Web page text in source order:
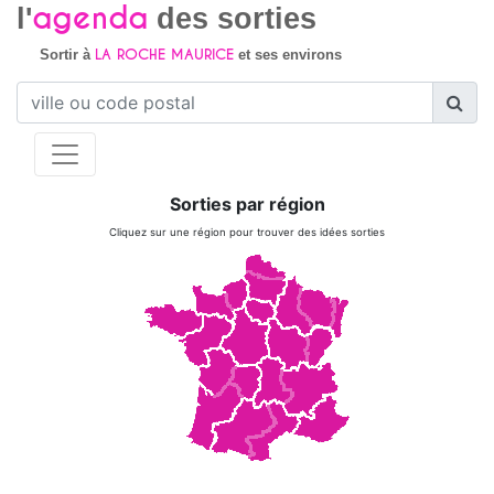
l'agenda des sorties
Sortir à LA ROCHE MAURICEet ses environs
Sorties par région
Cliquez sur une région pour trouver des idées sorties